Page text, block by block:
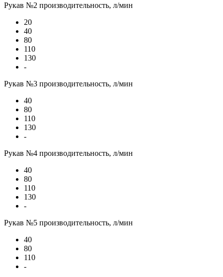
Рукав №2 производительность, л/мин
20
40
80
110
130
-
Рукав №3 производительность, л/мин
40
80
110
130
-
Рукав №4 производительность, л/мин
40
80
110
130
-
Рукав №5 производительность, л/мин
40
80
110
-